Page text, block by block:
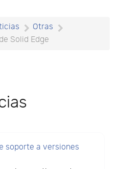
Otras
Solid Edge
soporte a versiones